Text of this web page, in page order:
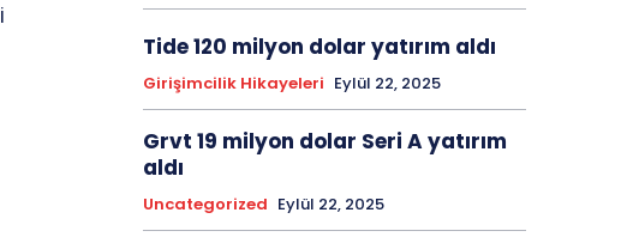
Tide 120 milyon dolar yatırım aldı
Girişimcilik Hikayeleri Eylül 22, 2025
Grvt 19 milyon dolar Seri A yatırım
aldı
Uncategorized Eylül 22, 2025